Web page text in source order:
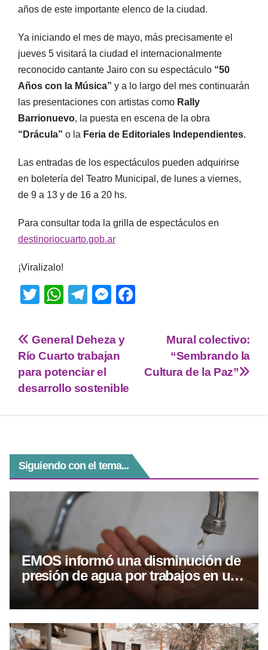
años de este importante elenco de la ciudad.
Ya iniciando el mes de mayo, más precisamente el
jueves 5 visitará la ciudad el internacionalmente
reconocido cantante Jairo con su espectáculo “50
Años con la Música” y a lo largo del mes continuarán
las presentaciones con artistas como Rally
Barrionuevo, la puesta en escena de la obra
“Drácula” o la Feria de Editoriales Independientes.
Las entradas de los espectáculos pueden adquirirse
en boletería del Teatro Municipal, de lunes a viernes,
de 9 a 13 y de 16 a 20 hs.
Para consultar toda la grilla de espectáculos en
destinoriocuarto.gob.ar
¡Viralizalo!
T
tt
er
W
at
s
A
p
T
e
gr
a
m
M
ss
e
g
b
Mural colectivo:
“Sembrando la
Cultura de la Paz”
General Deheza y
Río Cuarto trabajan
para potenciar el
desarrollo sostenible
Siguiendo con el tema...
EMOS informó una disminución de
presión de agua por trabajos en una
cañería de calle Alvear